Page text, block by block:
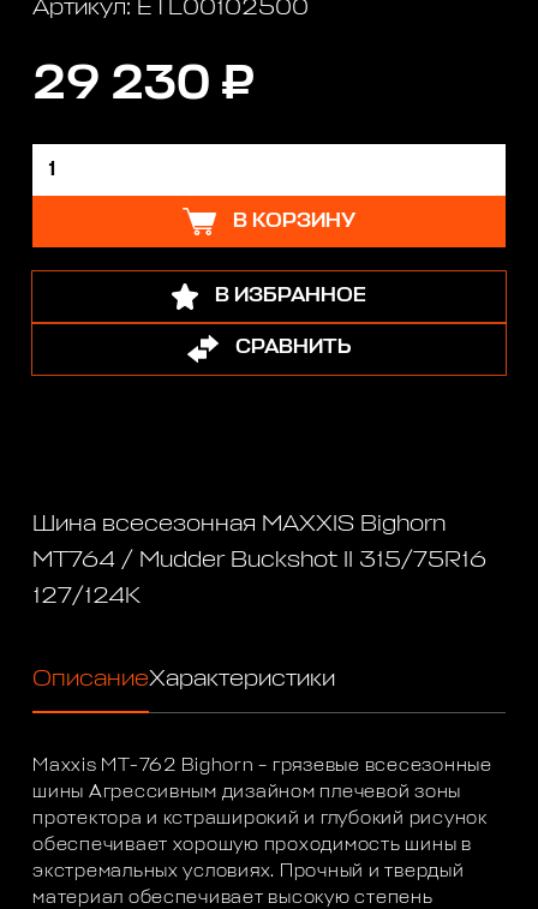
Артикул: ETL00102500
29 230 ₽
В КОРЗИНУ
В ИЗБРАННОЕ
СРАВНИТЬ
Шина всесезонная MAXXIS Bighorn
MT764 / Mudder Buckshot II 315/75R16
127/124K
ОписаниеХарактеристики
Maxxis MT-762 Bighorn – грязевые всесезонные
шины Агрессивным дизайном плечевой зоны
протектора и кстраширокий и глубокий рисунок
обеспечивает хорошую проходимость шины в
экстремальных условиях. Прочный и твердый
материал обеспечивает высокую степень